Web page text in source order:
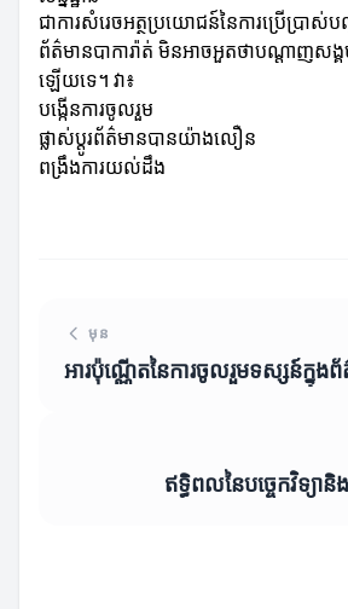
ជាការសំរេចអត្ថប្រយោជន៍នៃការប្រើប្រា
ព័ត៌មានបាការ៉ាត់ មិនអាចអួតថាបណ្តាញសង្
ឡើយទេ។ វា៖
បង្កើនការចូលរួម
ផ្លាស់ប្តូរព័ត៌មានបានយ៉ាងលឿន
ពង្រឹងការយល់ដឹង
មុន
អារប៉ុណ្ណើតនៃការចូលរួមទស្សន៍ក្នុងព័
ឥទ្ធិពលនៃបច្ចេកវិទ្យា